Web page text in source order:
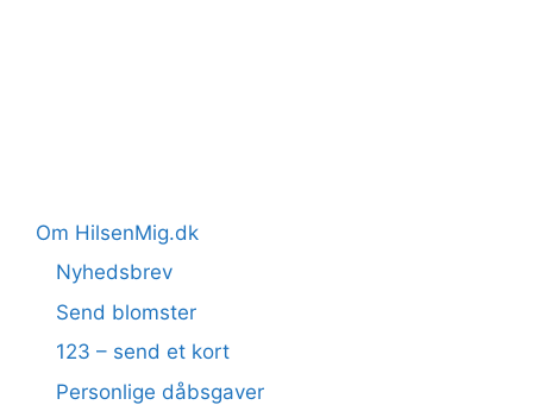
Om HilsenMig.dk
Nyhedsbrev
Send blomster
123 – send et kort
Personlige dåbsgaver